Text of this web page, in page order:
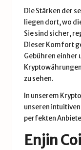
Die Stärken der
liegen dort, wo
Sie sind sicher,
Dieser Komfort
Gebühren einher
zu sehen.
In unserem
unseren
perfekten
Enjin